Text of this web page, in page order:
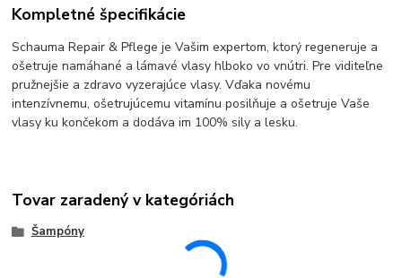
Kompletné špecifikácie
Schauma Repair & Pflege je Vašim expertom, ktorý regeneruje a
ošetruje namáhané a lámavé vlasy hlboko vo vnútri. Pre viditeľne
pružnejšie a zdravo vyzerajúce vlasy. Vďaka novému
intenzívnemu, ošetrujúcemu vitamínu posilňuje a ošetruje Vaše
vlasy ku končekom a dodáva im 100% sily a lesku.
Tovar zaradený v kategóriách
Šampóny